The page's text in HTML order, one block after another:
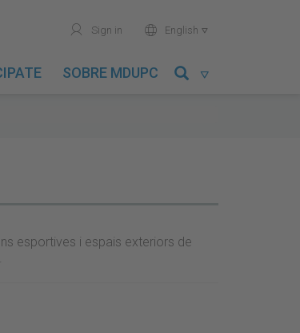
user Sign in world English 
SOBRE MDUPC 
esportives i espais exteriors de